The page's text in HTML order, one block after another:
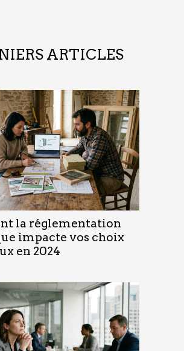
ARTICLES
la réglementation
impacte vos choix
en 2024